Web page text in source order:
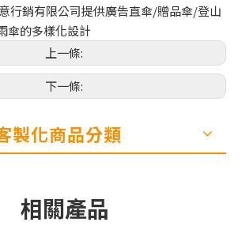
行銷有限公司提供廣告直傘/贈品傘/登山
傘的多樣化設計
上一條:
下一條:
製化商品分類
相關產品